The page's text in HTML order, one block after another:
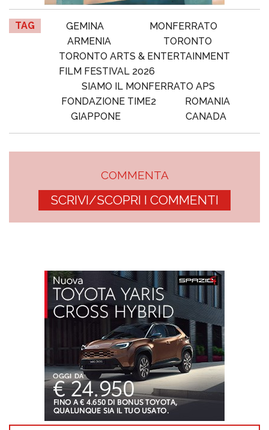
TAG GEMINA
MONFERRATO
ARMENIA
TORONTO
TORONTO ARTS & ENTERTAINMENT
FILM FESTIVAL 2026
SIAMO IL MONFERRATO APS
FONDAZIONE TIME2
ROMANIA
GIAPPONE
CANADA
COMMENTA
SCRIVI/SCOPRI I COMMENTI